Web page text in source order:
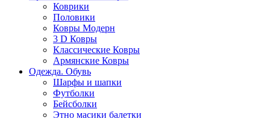
Коврики
Половики
Ковры Модерн
3 D Ковры
Классические Ковры
Армянские Ковры
Одежда. Обувь
Шарфы и шапки
Футболки
Бейсболки
Этно масики балетки